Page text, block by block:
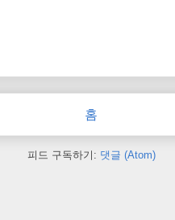
홈
피드 구독하기: 댓글 (Atom)